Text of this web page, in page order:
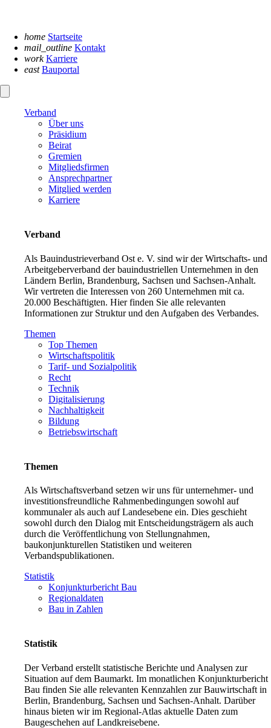
home Startseite
mail_outline Kontakt
work Karriere
east Bauportal
Verband
Über uns
Präsidium
Beirat
Gremien
Mitgliedsfirmen
Ansprechpartner
Mitglied werden
Karriere
Verband
Als Bauindustrieverband Ost e. V. sind wir der Wirtschafts- und
Arbeitgeberverband der bauindustriellen Unternehmen in den
Ländern Berlin, Brandenburg, Sachsen und Sachsen-Anhalt.
Wir vertreten die Interessen von 260 Unternehmen mit ca.
20.000 Beschäftigten. Hier finden Sie alle relevanten
Informationen zur Struktur und den Aufgaben des Verbandes.
Themen
Top Themen
Wirtschaftspolitik
Tarif- und Sozialpolitik
Recht
Technik
Digitalisierung
Nachhaltigkeit
Bildung
Betriebswirtschaft
Themen
Als Wirtschaftsverband setzen wir uns für unternehmer- und
investitionsfreundliche Rahmenbedingungen sowohl auf
kommunaler als auch auf Landesebene ein. Dies geschieht
sowohl durch den Dialog mit Entscheidungsträgern als auch
durch die Veröffentlichung von Stellungnahmen,
baukonjunkturellen Statistiken und weiteren
Verbandspublikationen.
Statistik
Konjunkturbericht Bau
Regionaldaten
Bau in Zahlen
Statistik
Der Verband erstellt statistische Berichte und Analysen zur
Situation auf dem Baumarkt. Im monatlichen Konjunkturbericht
Bau finden Sie alle relevanten Kennzahlen zur Bauwirtschaft in
Berlin, Brandenburg, Sachsen und Sachsen-Anhalt. Darüber
hinaus bieten wir im Regional-Atlas aktuelle Daten zum
Baugeschehen auf Landkreisebene.